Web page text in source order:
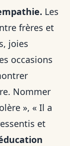
Les
frères et
joies
occasions
Nommer
», « Il a
et